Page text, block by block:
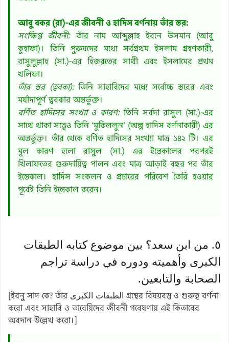
আবু বকর (রা)-এর জীবনী ও হাদিস বর্ণনায় তাঁর স্তর:
সংক্ষিপ্ত জীবনী:তাঁর নাম আব্দুল্লাহ ইবনে উসমান (আবু
কুহাফা)। তিনি পুরুষদের মধ্যে সর্বপ্রথম ইসলাম গ্রহণকারী,
রাসুলুল্লাহ (সা.)-এর হিজরতের সাথী এবং ইসলামের প্রথম
খলিফা।
তাঁর স্তর (ত্ববকা):তিনি সাহাবিদের মধ্যে সর্বোচ্চ স্তরের এবং
মর্যাদাপূর্ণ ত্ববকার অন্তর্ভুক্ত।
বর্ণিত হাদিসের সংখ্যা ও কারণ:তিনি সর্বদা রাসুল (সা.)-এর
সাথে থাকা সত্ত্বেও তিনি ‘মুকিললুন’ (অল্প হাদিস বর্ণনাকারী) এর
অন্তর্ভুক্ত। তাঁর থেকে বর্ণিত হাদিসের সংখ্যা মাত্র ১৪২ টি। এর
মূল কারণ হলো রাসুল (সা.) এর ইন্তেকালের পরপরই
খিলাফতের গুরুদায়িত্ব পালন এবং মাত্র আড়াই বছর পর তাঁর
ইন্তেকাল। হাদিস সংকলন ও প্রচারের পরিবেশ তৈরি হওয়ার
পূর্বেই তিনি ইন্তেকাল করেন।
٥. من ابن سعد؟ بين موضوع كتابه الطبقات
الكبرى وأهميته ودوره في دراسة تراجم
الصحابة والتابعين.
[ইবনু সাদ কে? তাঁর الطبقات الكبرى গ্রন্থের বিষয়বস্তু ও গুরুত্ব বর্ণনা
করো এবং সাহাবি ও তাবেয়িদের জীবনী গবেষণায় এই কিতাবের
অবদান উল্লেখ করো।]